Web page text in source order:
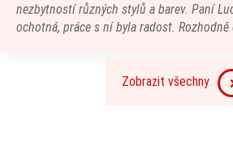
nezbytností různých stylů a barev. Paní
ochotná, práce s ní byla radost.
Zobrazit všechny